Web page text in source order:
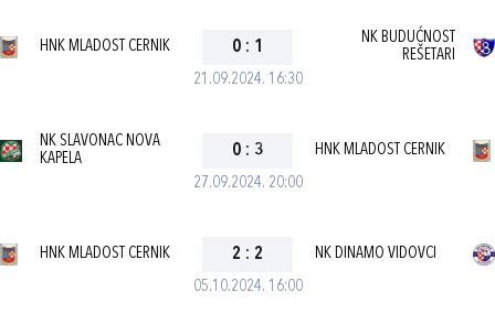
21.09.2024. 16:30
HNK MLADOST CERNIK 0 : 1
NK BUDUĆNOST
REŠETARI
27.09.2024. 20:00
NK SLAVONAC NOVA
KAPELA
0 : 3 HNK MLADOST CERNIK
05.10.2024. 16:00
HNK MLADOST CERNIK 2 : 2 NK DINAMO VIDOVCI